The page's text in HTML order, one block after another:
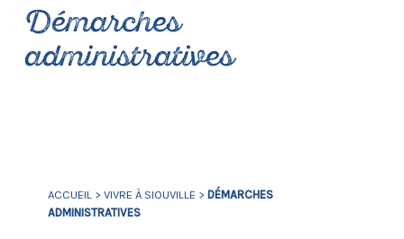
Démarches
administratives
ACCUEIL > VIVRE À SIOUVILLE > DÉMARCHES
ADMINISTRATIVES